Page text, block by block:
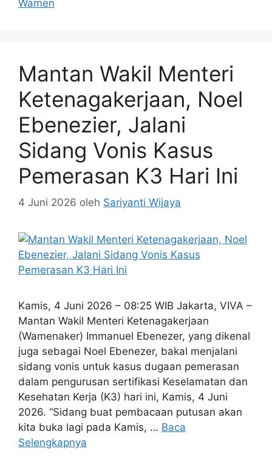
Wamen
Mantan Wakil Menteri
Ketenagakerjaan, Noel
Ebenezier, Jalani
Sidang Vonis Kasus
Pemerasan K3 Hari Ini
4 Juni 2026 oleh Sariyanti Wijaya
Kamis, 4 Juni 2026 – 08:25 WIB Jakarta, VIVA –
Mantan Wakil Menteri Ketenagakerjaan
(Wamenaker) Immanuel Ebenezer, yang dikenal
juga sebagai Noel Ebenezer, bakal menjalani
sidang vonis untuk kasus dugaan pemerasan
dalam pengurusan sertifikasi Keselamatan dan
Kesehatan Kerja (K3) hari ini, Kamis, 4 Juni
2026. “Sidang buat pembacaan putusan akan
kita buka lagi pada Kamis, … Baca
Selengkapnya